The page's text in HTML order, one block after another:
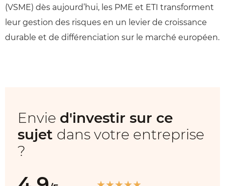
(VSME) dès aujourd’hui, les PME et ETI transforment
leur gestion des risques en un levier de croissance
durable et de différenciation sur le marché européen.
Envie d'investir sur ce
sujet dans votre entreprise
?